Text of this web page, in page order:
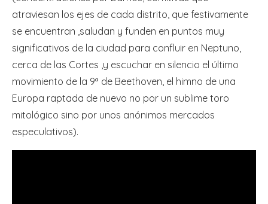
atraviesan los ejes de cada distrito, que festivamente
se encuentran ,saludan y funden en puntos muy
significativos de la ciudad para confluir en Neptuno,
cerca de las Cortes ,y escuchar en silencio el último
movimiento de la 9ª de Beethoven, el himno de una
Europa raptada de nuevo no por un sublime toro
mitológico sino por unos anónimos mercados
especulativos).